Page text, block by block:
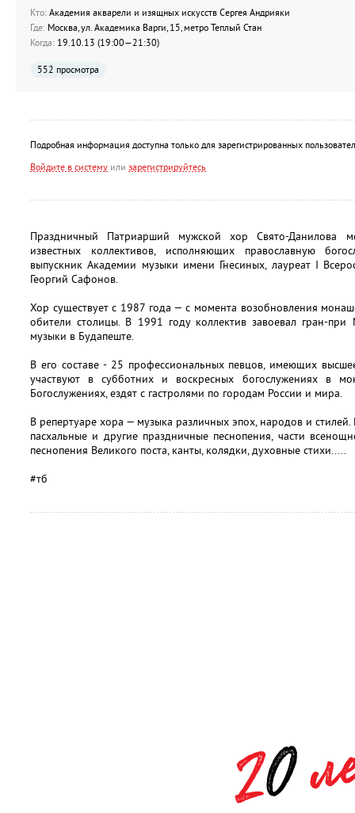
Кто: Академия акварели и изящных искусств Сергея Андрияки
Где: Москва, ул. Академика Варги, 15, метро Теплый Стан
Когда: 19.10.13 (19:00—21:30)
552 просмотра
Подробная информация доступна только для зарегистрированных
Войдите в систему или зарегистрируйтесь
Праздничный Патриарший мужской хор Свято-Данилова
известных коллективов, исполняющих православную
выпускник Академии музыки имени Гнесиных, лауреат I
Георгий Сафонов.
Хор существует с 1987 года — с момента возобновления
обители столицы. В 1991 году коллектив завоевал гран-
музыки в Будапеште.
В его составе - 25 профессиональных певцов, имеющих
участвуют в субботних и воскресных богослужениях в
Богослужениях, ездят с гастролями по городам России и мира.
В репертуаре хора — музыка различных эпох, народов и
пасхальные и другие праздничные песнопения, части
песнопения Великого поста, канты, колядки, духовные стихи.....
#тб